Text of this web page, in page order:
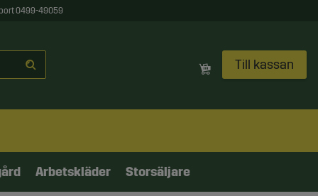
0499-49059
Till kassan
Arbetskläder Storsäljare